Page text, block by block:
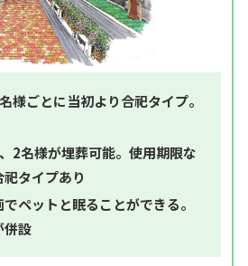
様ごとに当初より合祀タイプ。
2名様が埋葬可能。使用期限な
タイプあり
ペットと眠ることができる。
併設